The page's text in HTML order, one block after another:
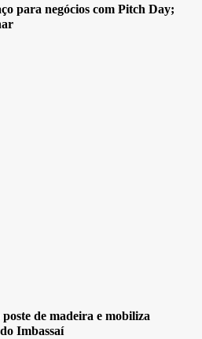
para negócios com Pitch Day;
de madeira e mobiliza
Imbassaí